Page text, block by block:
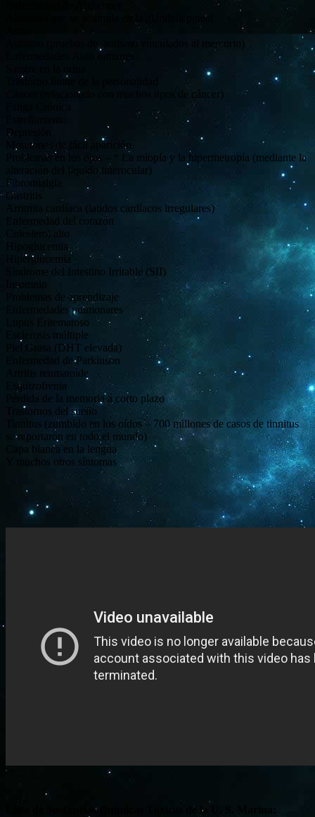
Aluminio que se acumula en la glándula pineal
Autismo (pruebas de autismo vínculados al mercurio)
Enfermedades Auto inmunes
Trastorno límite de la personalidad
Cáncer (relacionado con muchos tipos de cáncer)
Depresión
Moretones de fácil aparición
Problemas en los ojos – * La miopía y la hipermetropía (mediante la
alteración del líquido interocular)
Fibromialgia
Gastritis
Arritmia cardíaca (latidos cardíacos irregulares)
Enfermedad del corazón
Colesterol alto
Hipoglucemia
Hiperglucemia
Síndrome del Intestino Irritable (SII)
Insomnio
Problemas de aprendizaje
Enfermedades pulmonares
Lupus Eritematoso
Esclerosis múltiple
Piel Grasa (DHT elevada)
Enfermedad de Parkinson
Artritis reumatoide
Esquizofrenia
Pérdida de la memoria a corto plazo
Trastornos del sueño
Tinnitus (zumbido en los oídos – 700 millones de casos de tinnitus
se reportaron en todo el mundo)
Capa blanca en la lengua
Y muchos otros síntomas
Lista de Sustancias Químicas Tóxicas de la U. S. Marina: